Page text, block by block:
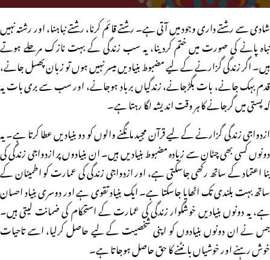
شادی سے رشتے داری وجود میں آتی ہے۔ رشتے قائم کرنا، رشتے نباہنا، اور رشتہ نہیں
نباہ پانے کی صورت میں ختم کردینا، یہ سب زندگی کے بہت نازک مرحلے ہوتے
ہیں۔ اگر زندگی گزارنے کے لیے مضبوط بنیادیں میسر نہیں ہوں تو زبان پھسل جانے،
قدم بہک جانے، بات بگڑجانے، زندگیاں برباد ہوجانے، اور سب سے بری بات یہ
کہ پستی میں گرجانے کا ہر وقت اندیشہ لگا رہتا ہے۔
ازدواجی زندگی گزارنے کے لیے قرآن مجید مانگنے والوں کو دو بنیادیں عطا کرتا ہے۔ یہ
دونوں کسی بھی چٹان سے زیادہ مضبوط بنیادیں ہیں۔ ان بنیادوں پر ازدواجی زندگی کی
بنا اعتماد کے ساتھ رکھی جاسکتی ہے، اور ازدواجی زندگی کی عمارت کو اطمینان کے
ساتھ بہت بلندی تک اٹھایا جاسکتا ہے۔ ایک بنیاد تقوی ہے اور دوسری بنیاد احسان
ہے، یہ دونوں بنیادیں خوشگوار زندگی کی عمارت کے استحکام کی ضمانت لیتی ہیں۔
جس نے ان دونوں بنیادوں کو اپنی شخصیت کے لیے حاصل کرلیا، اسے تاحیات
خوش رہنے اور خوشیاں بانٹنے کا حق حاصل ہوجاتا ہے۔